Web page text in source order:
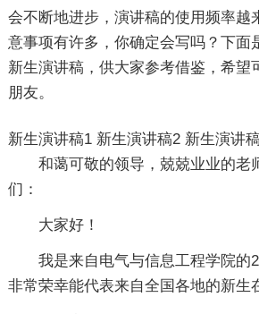
会不断地进步，演讲稿的使用频率越
意事项有许多，你确定会写吗？下面
新生演讲稿，供大家参考借鉴，希望
朋友。
新生演讲稿1
和蔼可敬的领导，兢兢业业的老
们：
大家好！
我是来自电气与信息工程学院的
非常荣幸能代表来自全国各地的新生
新生演讲稿2 新生演讲